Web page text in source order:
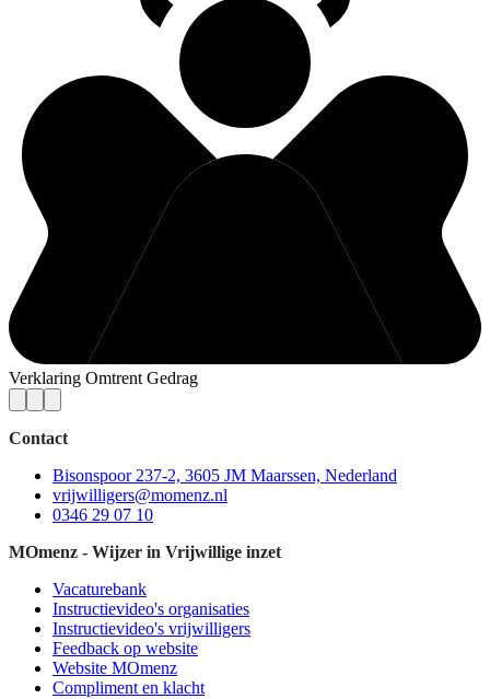
Verklaring Omtrent Gedrag
Contact
Bisonspoor 237-2, 3605 JM Maarssen, Nederland
vrijwilligers@momenz.nl
0346 29 07 10
MOmenz - Wijzer in Vrijwillige inzet
Vacaturebank
Instructievideo's organisaties
Instructievideo's vrijwilligers
Feedback op website
Website MOmenz
Compliment en klacht